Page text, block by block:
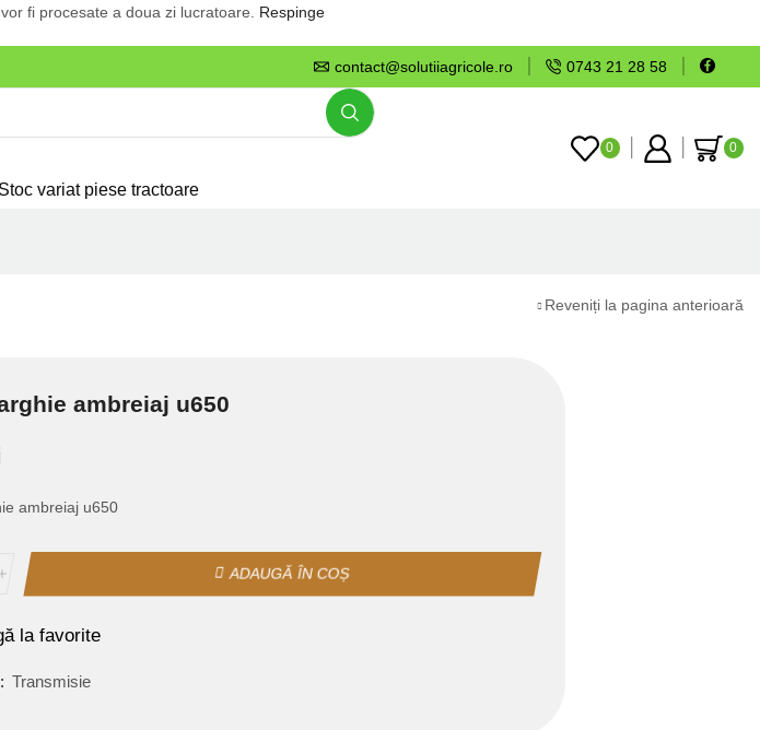
fi procesate a doua zi lucratoare. Respinge
contact@solutiiagricole.ro 0743 21 28 58
Stoc variat piese tractoare
0 0
Reveniți la pagina anterioară
ambreiaj u650
ambreiaj u650
ADAUGĂ ÎN COȘ
la favorite
Transmisie